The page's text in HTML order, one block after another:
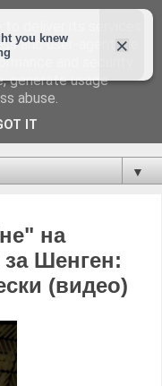
▼
на
Шенген:
(видео)
deliver its services
and user-agent are
and security
generate usage
abuse.
IT